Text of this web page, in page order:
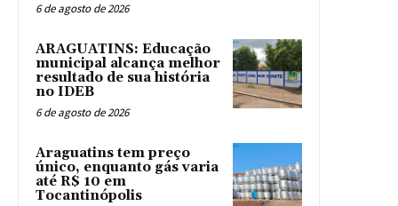
6 de agosto de 2026
ARAGUATINS: Educação
municipal alcança melhor
resultado de sua história
no IDEB
6 de agosto de 2026
Araguatins tem preço
único, enquanto gás varia
até R$ 10 em
Tocantinópolis